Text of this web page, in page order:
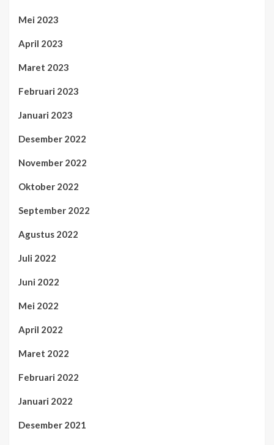
Mei 2023
April 2023
Maret 2023
Februari 2023
Januari 2023
Desember 2022
November 2022
Oktober 2022
September 2022
Agustus 2022
Juli 2022
Juni 2022
Mei 2022
April 2022
Maret 2022
Februari 2022
Januari 2022
Desember 2021